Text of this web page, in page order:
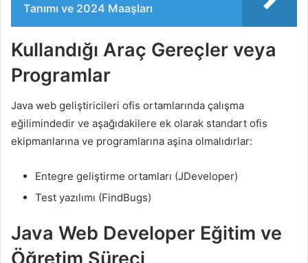
Tanımı ve 2024 Maaşları
Kullandığı Araç Gereçler veya
Programlar
Java web geliştiricileri ofis ortamlarında çalışma
eğilimindedir ve aşağıdakilere ek olarak standart ofis
ekipmanlarına ve programlarına aşina olmalıdırlar:
Entegre geliştirme ortamları (JDeveloper)
Test yazılımı (FindBugs)
Java Web Developer Eğitim ve